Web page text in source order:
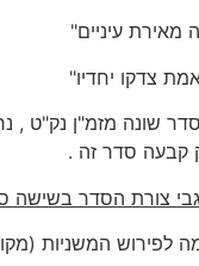
מאירת עיניים"
צדקו יחדיו"
שונה מזמ"ן נק"ט ,
קבעה סדר זה .
צורת הסדר בשישה